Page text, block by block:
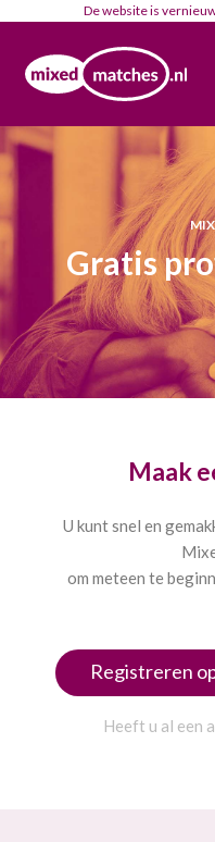
De website is
Gratis
Maak
U kunt snel en
om meteen te
Registreren
Heeft u al een